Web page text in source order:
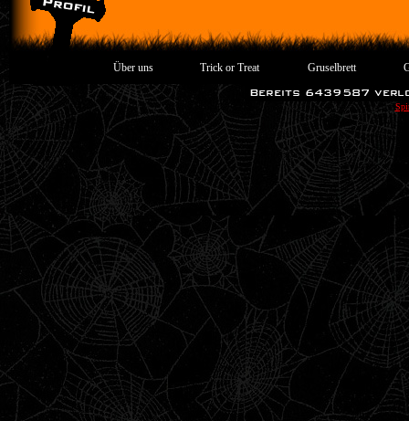
Über uns Trick or Treat Gruselbrett